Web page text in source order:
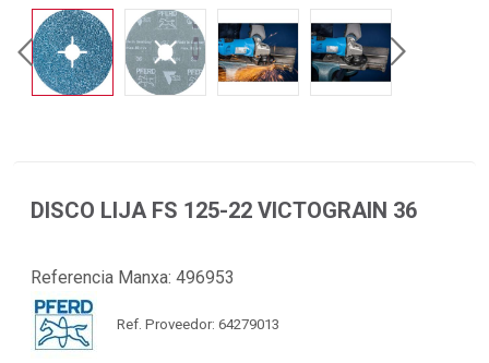
DISCO LIJA FS 125-22 VICTOGRAIN 36
Referencia Manxa: 496953
Ref. Proveedor: 64279013